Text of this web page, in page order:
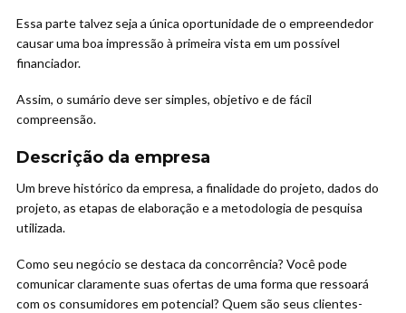
Essa parte talvez seja a única oportunidade de o empreendedor
causar uma boa impressão à primeira vista em um possível
financiador.
Assim, o sumário deve ser simples, objetivo e de fácil
compreensão.
Descrição da empresa
Um breve histórico da empresa, a finalidade do projeto, dados do
projeto, as etapas de elaboração e a metodologia de pesquisa
utilizada.
Como seu negócio se destaca da concorrência? Você pode
comunicar claramente suas ofertas de uma forma que ressoará
com os consumidores em potencial? Quem são seus clientes-